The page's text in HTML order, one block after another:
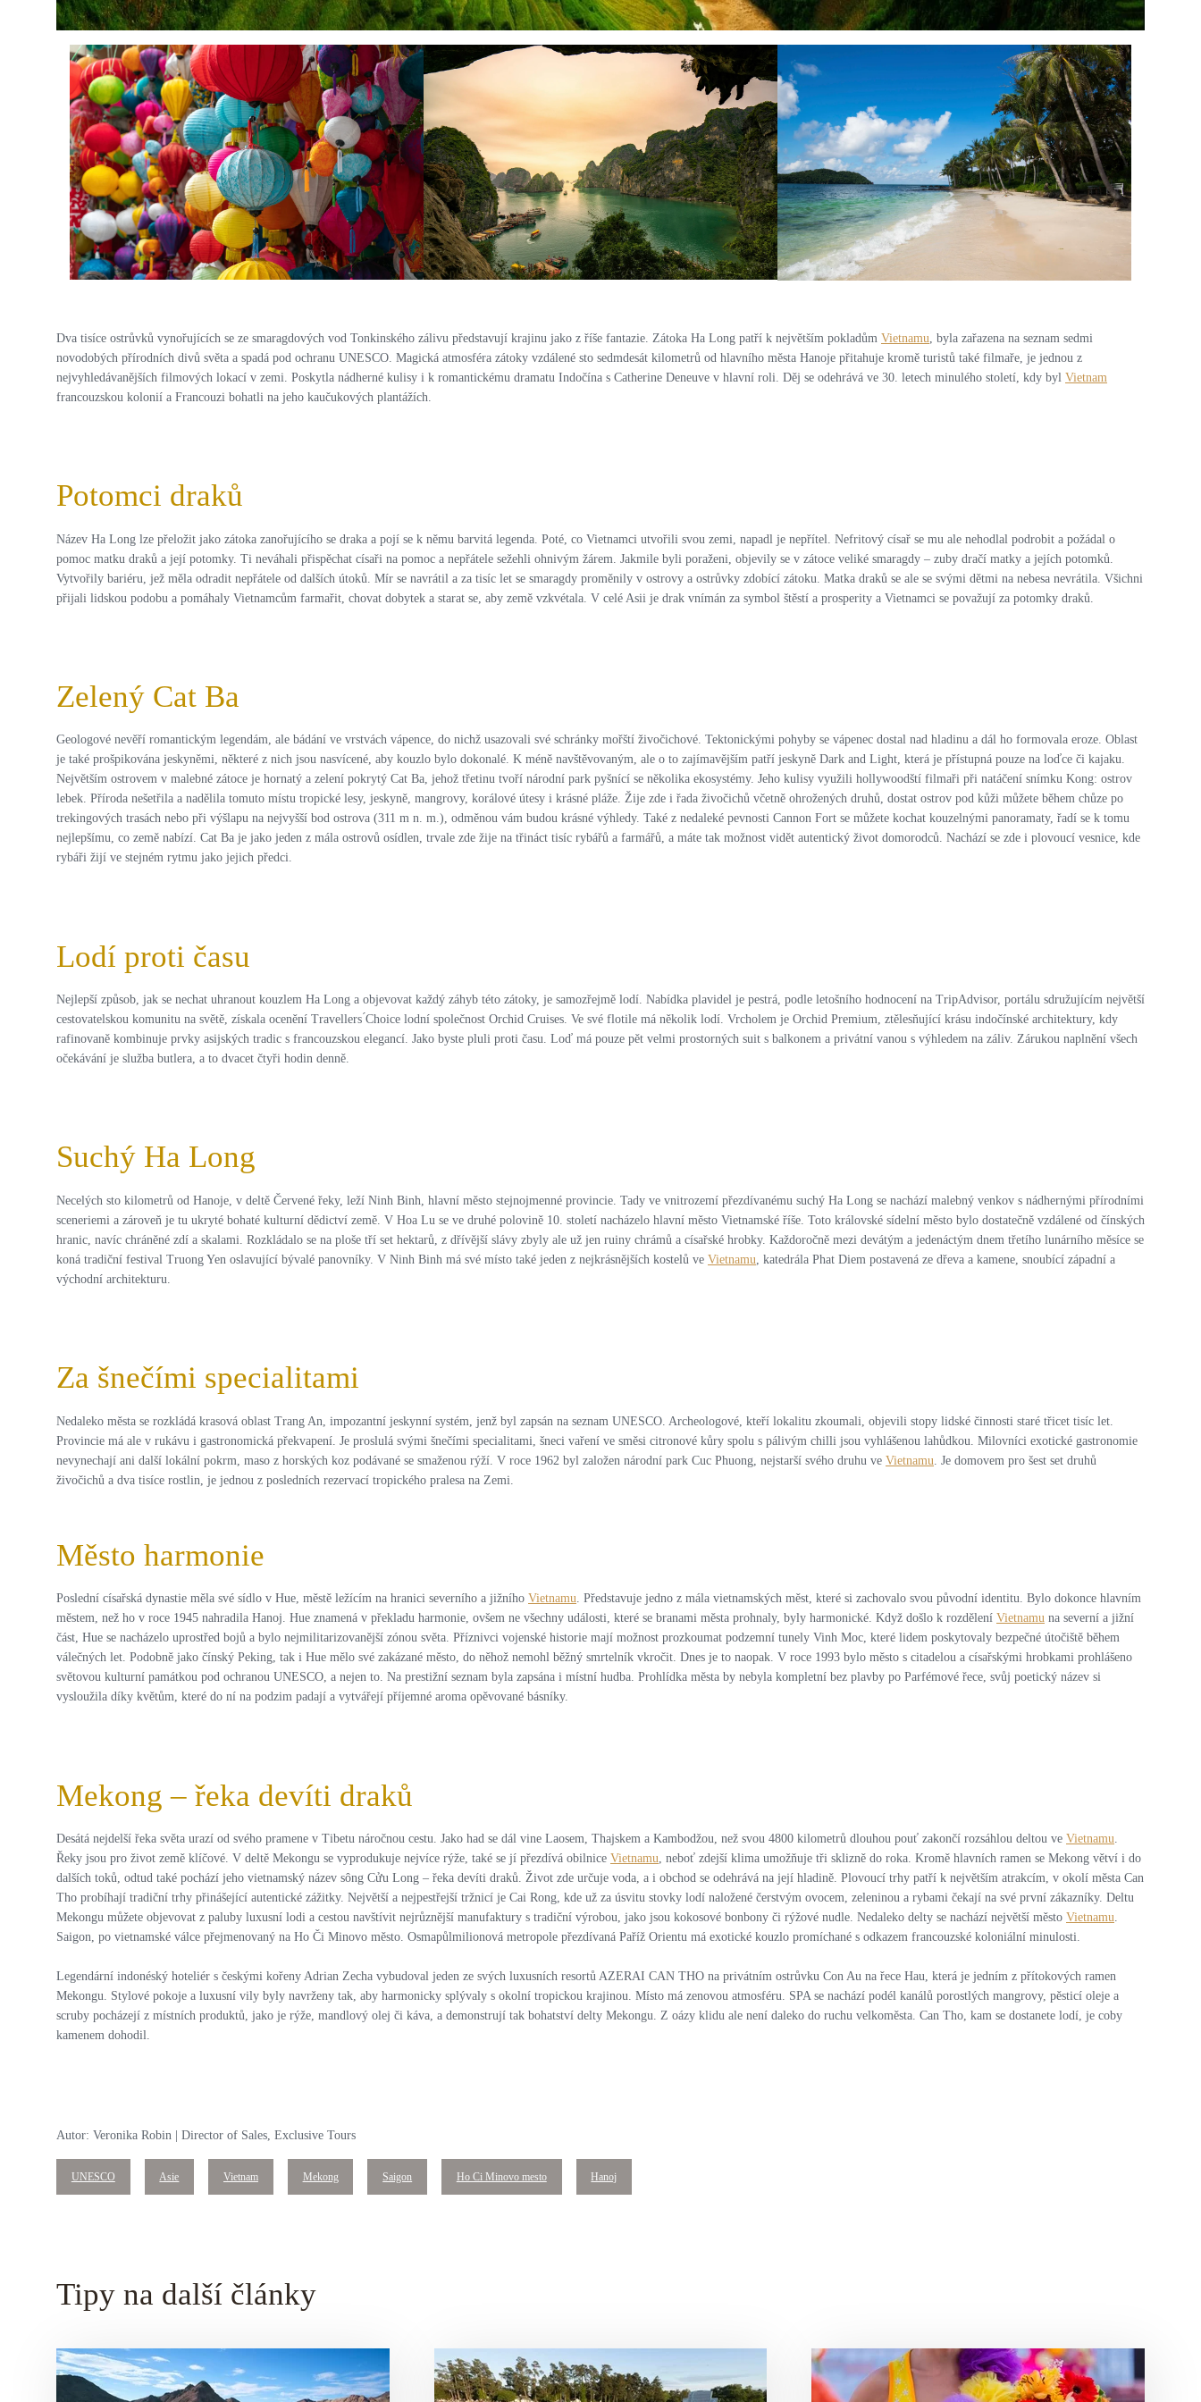
PRO ZVĚTŠENÍ KLIKNI PRO ZVĚTŠENÍ KLIKNI PRO ZVĚTŠENÍ KLIKNI
Dva tisíce ostrůvků vynořujících se ze smaragdových vod Tonkinského zálivu představují krajinu jako z říše fantazie. Zátoka Ha Long patří k největším pokladům Vietnamu , byla zařazena na seznam sedmi
novodobých přírodních divů světa a spadá pod ochranu UNESCO. Magická atmosféra zátoky vzdálené sto sedmdesát kilometrů od hlavního města Hanoje přitahuje kromě turistů také filmaře, je jednou z
nejvyhledávanějších filmových lokací v zemi. Poskytla nádherné kulisy i k romantickému dramatu Indočína s Catherine Deneuve v hlavní roli. Děj se odehrává ve 30. letech minulého století, kdy byl Vietnam
francouzskou kolonií a Francouzi bohatli na jeho kaučukových plantážích.
Potomci draků
Název Ha Long lze přeložit jako zátoka zanořujícího se draka a pojí se k němu barvitá legenda. Poté, co Vietnamci utvořili svou zemi, napadl je nepřítel. Nefritový císař se mu ale nehodlal podrobit a požádal o
pomoc matku draků a její potomky. Ti neváhali přispěchat císaři na pomoc a nepřátele sežehli ohnivým žárem. Jakmile byli poraženi, objevily se v zátoce veliké smaragdy – zuby dračí matky a jejích potomků.
Vytvořily bariéru, jež měla odradit nepřátele od dalších útoků. Mír se navrátil a za tisíc let se smaragdy proměnily v ostrovy a ostrůvky zdobící zátoku. Matka draků se ale se svými dětmi na nebesa nevrátila. Všichni
přijali lidskou podobu a pomáhaly Vietnamcům farmařit, chovat dobytek a starat se, aby země vzkvétala. V celé Asii je drak vnímán za symbol štěstí a prosperity a Vietnamci se považují za potomky draků.
Zelený Cat Ba
Geologové nevěří romantickým legendám, ale bádání ve vrstvách vápence, do nichž usazovali své schránky mořští živočichové. Tektonickými pohyby se vápenec dostal nad hladinu a dál ho formovala eroze. Oblast
je také prošpikována jeskyněmi, některé z nich jsou nasvícené, aby kouzlo bylo dokonalé. K méně navštěvovaným, ale o to zajímavějším patří jeskyně Dark and Light, která je přístupná pouze na loďce či kajaku.
Největším ostrovem v malebné zátoce je hornatý a zelení pokrytý Cat Ba, jehož třetinu tvoří národní park pyšnící se několika ekosystémy. Jeho kulisy využili hollywoodští filmaři při natáčení snímku Kong: ostrov
lebek. Příroda nešetřila a nadělila tomuto místu tropické lesy, jeskyně, mangrovy, korálové útesy i krásné pláže. Žije zde i řada živočichů včetně ohrožených druhů, dostat ostrov pod kůži můžete během chůze po
trekingových trasách nebo při výšlapu na nejvyšší bod ostrova (311 m n. m.), odměnou vám budou krásné výhledy. Také z nedaleké pevnosti Cannon Fort se můžete kochat kouzelnými panoramaty, řadí se k tomu
nejlepšímu, co země nabízí. Cat Ba je jako jeden z mála ostrovů osídlen, trvale zde žije na třináct tisíc rybářů a farmářů, a máte tak možnost vidět autentický život domorodců. Nachází se zde i plovoucí vesnice, kde
rybáři žijí ve stejném rytmu jako jejich předci.
Lodí proti času
Nejlepší způsob, jak se nechat uhranout kouzlem Ha Long a objevovat každý záhyb této zátoky, je samozřejmě lodí. Nabídka plavidel je pestrá, podle letošního hodnocení na TripAdvisor, portálu sdružujícím největší
cestovatelskou komunitu na světě, získala ocenění Travellers ́Choice lodní společnost Orchid Cruises. Ve své flotile má několik lodí. Vrcholem je Orchid Premium, ztělesňující krásu indočínské architektury, kdy
rafinovaně kombinuje prvky asijských tradic s francouzskou elegancí. Jako byste pluli proti času. Loď má pouze pět velmi prostorných suit s balkonem a privátní vanou s výhledem na záliv. Zárukou naplnění všech
očekávání je služba butlera, a to dvacet čtyři hodin denně.
Suchý Ha Long
Necelých sto kilometrů od Hanoje, v deltě Červené řeky, leží Ninh Binh, hlavní město stejnojmenné provincie. Tady ve vnitrozemí přezdívanému suchý Ha Long se nachází malebný venkov s nádhernými přírodními
sceneriemi a zároveň je tu ukryté bohaté kulturní dědictví země. V Hoa Lu se ve druhé polovině 10. století nacházelo hlavní město Vietnamské říše. Toto královské sídelní město bylo dostatečně vzdálené od čínských
hranic, navíc chráněné zdí a skalami. Rozkládalo se na ploše tří set hektarů, z dřívější slávy zbyly ale už jen ruiny chrámů a císařské hrobky. Každoročně mezi devátým a jedenáctým dnem třetího lunárního měsíce se
koná tradiční festival Truong Yen oslavující bývalé panovníky. V Ninh Binh má své místo také jeden z nejkrásnějších kostelů ve Vietnamu , katedrála Phat Diem postavená ze dřeva a kamene, snoubící západní a
východní architekturu.
Za šnečími specialitami
Nedaleko města se rozkládá krasová oblast Trang An, impozantní jeskynní systém, jenž byl zapsán na seznam UNESCO. Archeologové, kteří lokalitu zkoumali, objevili stopy lidské činnosti staré třicet tisíc let.
Provincie má ale v rukávu i gastronomická překvapení. Je proslulá svými šnečími specialitami, šneci vaření ve směsi citronové kůry spolu s pálivým chilli jsou vyhlášenou lahůdkou. Milovníci exotické gastronomie
nevynechají ani další lokální pokrm, maso z horských koz podávané se smaženou rýží. V roce 1962 byl založen národní park Cuc Phuong, nejstarší svého druhu ve Vietnamu . Je domovem pro šest set druhů
živočichů a dva tisíce rostlin, je jednou z posledních rezervací tropického pralesa na Zemi.
Město harmonie
Poslední císařská dynastie měla své sídlo v Hue, městě ležícím na hranici severního a jižního Vietnamu. Představuje jedno z mála vietnamských měst, které si zachovalo svou původní identitu. Bylo dokonce hlavním
městem, než ho v roce 1945 nahradila Hanoj. Hue znamená v překladu harmonie, ovšem ne všechny události, které se branami města prohnaly, byly harmonické. Když došlo k rozdělení Vietnamu na severní a jižní
část, Hue se nacházelo uprostřed bojů a bylo nejmilitarizovanější zónou světa. Příznivci vojenské historie mají možnost prozkoumat podzemní tunely Vinh Moc, které lidem poskytovaly bezpečné útočiště během
válečných let. Podobně jako čínský Peking, tak i Hue mělo své zakázané město, do něhož nemohl běžný smrtelník vkročit. Dnes je to naopak. V roce 1993 bylo město s citadelou a císařskými hrobkami prohlášeno
světovou kulturní památkou pod ochranou UNESCO, a nejen to. Na prestižní seznam byla zapsána i místní hudba. Prohlídka města by nebyla kompletní bez plavby po Parfémové řece, svůj poetický název si
vysloužila díky květům, které do ní na podzim padají a vytvářejí příjemné aroma opěvované básníky.
Mekong – řeka devíti draků
Desátá nejdelší řeka světa urazí od svého pramene v Tibetu náročnou cestu. Jako had se dál vine Laosem, Thajskem a Kambodžou, než svou 4800 kilometrů dlouhou pouť zakončí rozsáhlou deltou ve Vietnamu.
Řeky jsou pro život země klíčové. V deltě Mekongu se vyprodukuje nejvíce rýže, také se jí přezdívá obilnice Vietnamu, neboť zdejší klima umožňuje tři sklizně do roka. Kromě hlavních ramen se Mekong větví i do
dalších toků, odtud také pochází jeho vietnamský název sông Cửu Long – řeka devíti draků. Život zde určuje voda, a i obchod se odehrává na její hladině. Plovoucí trhy patří k největším atrakcím, v okolí města Can
Tho probíhají tradiční trhy přinášející autentické zážitky. Největší a nejpestřejší tržnicí je Cai Rong, kde už za úsvitu stovky lodí naložené čerstvým ovocem, zeleninou a rybami čekají na své první zákazníky. Deltu
Mekongu můžete objevovat z paluby luxusní lodi a cestou navštívit nejrůznější manufaktury s tradiční výrobou, jako jsou kokosové bonbony či rýžové nudle. Nedaleko delty se nachází největší město Vietnamu.
Saigon, po vietnamské válce přejmenovaný na Ho Či Minovo město. Osmapůlmilionová metropole přezdívaná Paříž Orientu má exotické kouzlo promíchané s odkazem francouzské koloniální minulosti.
Legendární indonéský hoteliér s českými kořeny Adrian Zecha vybudoval jeden ze svých luxusních resortů AZERAI CAN THO na privátním ostrůvku Con Au na řece Hau, která je jedním z přítokových ramen
Mekongu. Stylové pokoje a luxusní vily byly navrženy tak, aby harmonicky splývaly s okolní tropickou krajinou. Místo má zenovou atmosféru. SPA se nachází podél kanálů porostlých mangrovy, pěsticí oleje a
scruby pocházejí z místních produktů, jako je rýže, mandlový olej či káva, a demonstrují tak bohatství delty Mekongu. Z oázy klidu ale není daleko do ruchu velkoměsta. Can Tho, kam se dostanete lodí, je coby
kamenem dohodil.
Autor: Veronika Robin | Director of Sales, Exclusive Tours
UNESCO Asie Vietnam Mekong Saigon Ho Ci Minovo mesto Hanoj
Tipy na další články